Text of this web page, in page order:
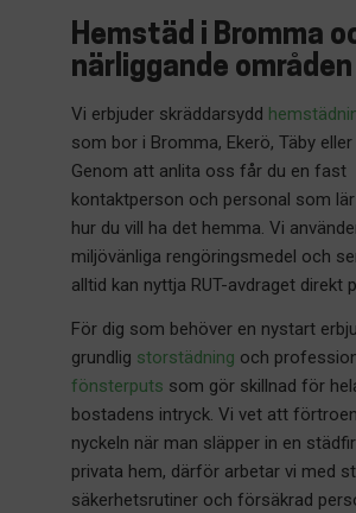
Hemstäd i Bromma
närliggande områden
Vi erbjuder skräddarsydd
som bor i Bromma, Ekerö, Täby
Genom att anlita oss får du en fast
kontaktperson och personal som
hur du vill ha det hemma. Vi
miljövänliga rengöringsmedel och
alltid kan nyttja RUT-avdraget direkt
För dig som behöver en nystart
grundlig storstädning och
fönsterputs som gör skillnad för
bostadens intryck. Vi vet att
nyckeln när man släpper in en
privata hem, därför arbetar vi med
säkerhetsrutiner och försäkrad